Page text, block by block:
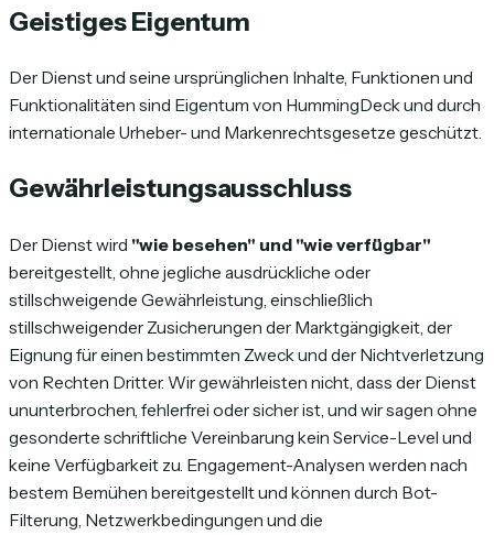
Geistiges Eigentum
Der Dienst und seine ursprünglichen Inhalte, Funktionen und
Funktionalitäten sind Eigentum von HummingDeck und durch
internationale Urheber- und Markenrechtsgesetze geschützt.
Gewährleistungsausschluss
Der Dienst wird "wie besehen" und "wie verfügbar"
bereitgestellt, ohne jegliche ausdrückliche oder
stillschweigende Gewährleistung, einschließlich
stillschweigender Zusicherungen der Marktgängigkeit, der
Eignung für einen bestimmten Zweck und der Nichtverletzung
von Rechten Dritter. Wir gewährleisten nicht, dass der Dienst
ununterbrochen, fehlerfrei oder sicher ist, und wir sagen ohne
gesonderte schriftliche Vereinbarung kein Service-Level und
keine Verfügbarkeit zu. Engagement-Analysen werden nach
bestem Bemühen bereitgestellt und können durch Bot-
Filterung, Netzwerkbedingungen und die